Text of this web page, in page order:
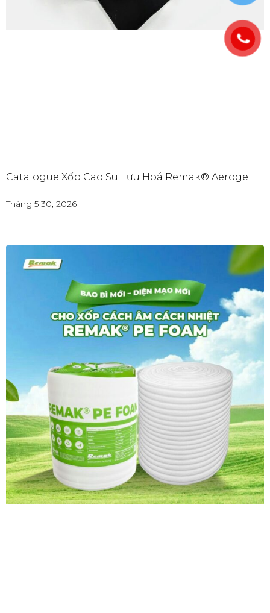
Catalogue Xốp Cao Su Lưu Hoá Remak® Aerogel
Tháng 5 30, 2026